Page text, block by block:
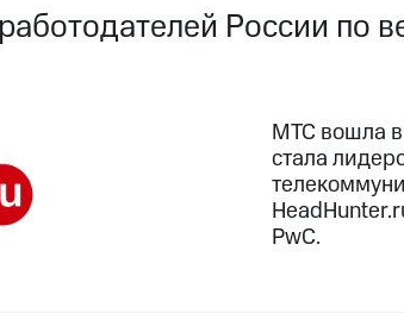
России по
МТС вошла в
стала
PwC.